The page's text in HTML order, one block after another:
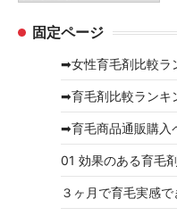
ー
カ 固定ページ
➡女性育毛剤比較ラ
➡育毛剤比較ランキ
➡育毛商品通販購入
01 効果のある育毛
３ヶ月で育毛実感